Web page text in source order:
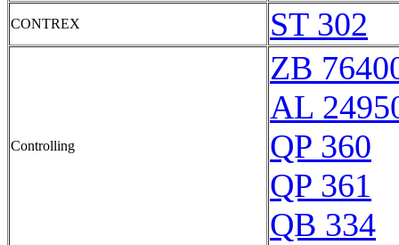
CONTREX ST 302
Controlling
ZB
AL
QP 360
QP 361
QB 334